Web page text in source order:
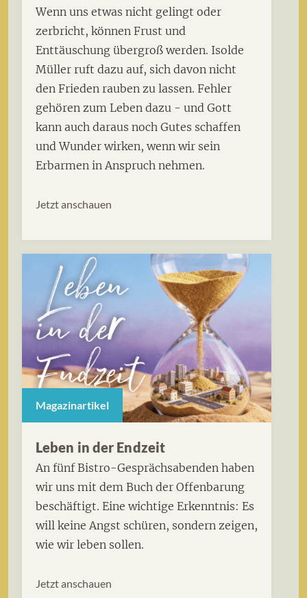
Wenn uns etwas nicht gelingt oder
zerbricht, können Frust und
Enttäuschung übergroß werden. Isolde
Müller ruft dazu auf, sich davon nicht
den Frieden rauben zu lassen. Fehler
gehören zum Leben dazu - und Gott
kann auch daraus noch Gutes schaffen
und Wunder wirken, wenn wir sein
Erbarmen in Anspruch nehmen.
Jetzt anschauen
Magazinartikel
Leben in der Endzeit
An fünf Bistro-Gesprächsabenden haben
wir uns mit dem Buch der Offenbarung
beschäftigt. Eine wichtige Erkenntnis: Es
will keine Angst schüren, sondern zeigen,
wie wir leben sollen.
Jetzt anschauen